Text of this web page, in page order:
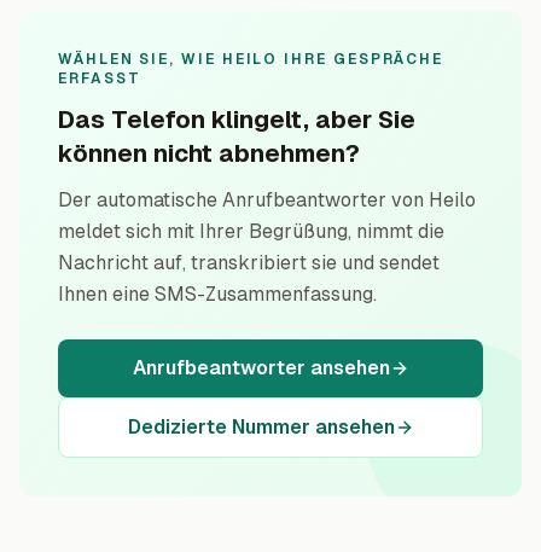
WÄHLEN SIE, WIE HEILO IHRE GESPRÄCHE
ERFASST
Das Telefon klingelt, aber Sie
können nicht abnehmen?
Der automatische Anrufbeantworter von Heilo
meldet sich mit Ihrer Begrüßung, nimmt die
Nachricht auf, transkribiert sie und sendet
Ihnen eine SMS-Zusammenfassung.
Anrufbeantworter ansehen
Dedizierte Nummer ansehen